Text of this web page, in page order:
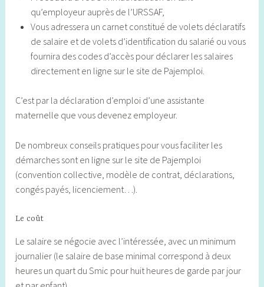
qu’employeur auprès de l’URSSAF,
Vous adressera un carnet constitué de volets déclaratifs
de salaire et de volets d’identification du salarié ou vous
fournira des codes d’accès pour déclarer les salaires
directement en ligne sur le site de Pajemploi.
C’est par la déclaration d’emploi d’une assistante
maternelle que vous devenez employeur.
De nombreux conseils pratiques pour vous faciliter les
démarches sont en ligne sur le site de Pajemploi
(convention collective, modèle de contrat, déclarations,
congés payés, licenciement…).
Le coût
Le salaire se négocie avec l’intéressée, avec un minimum
journalier (le salaire de base minimal correspond à deux
heures un quart du Smic pour huit heures de garde par jour